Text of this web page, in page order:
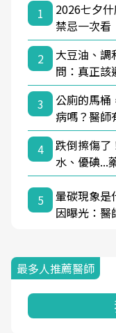
1
2026七夕
禁忌一次看
2
大豆油、調
問：真正該
3
公廁的馬桶
病嗎？醫師
4
跌倒擦傷了
水、優碘...
5
暈碳現象是
因曝光：醫
最多人推薦醫師